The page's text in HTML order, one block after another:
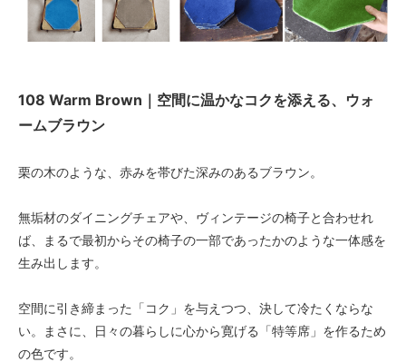
108 Warm Brown｜空間に温かなコクを添える、ウォ
ームブラウン
栗の木のような、赤みを帯びた深みのあるブラウン。
無垢材のダイニングチェアや、ヴィンテージの椅子と合わせれ
ば、まるで最初からその椅子の一部であったかのような一体感を
生み出します。
空間に引き締まった「コク」を与えつつ、決して冷たくならな
い。まさに、日々の暮らしに心から寛げる「特等席」を作るため
の色です。